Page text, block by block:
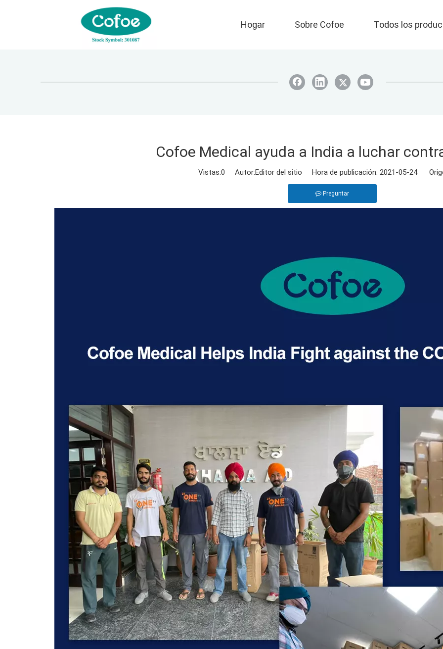
Hogar Sobre Cofoe Todos los
Cofoe Medical ayuda a India a luchar
Vistas:0 Autor:Editor del sitio Hora de publicación: 2021-05-24
Preguntar